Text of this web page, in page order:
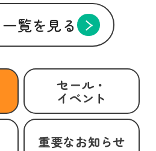
一覧を見る
セール・
イベント
重要なお知らせ